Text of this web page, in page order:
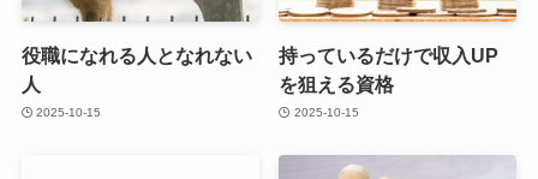
役職になれる人となれない
人
2025-10-15
持っているだけで収入UP
を狙える資格
2025-10-15